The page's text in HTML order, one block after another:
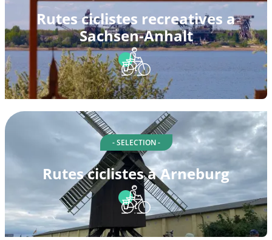
Rutes ciclistes recreatives a
Sachsen-Anhalt
- SELECTION -
Rutes ciclistes a Arneburg